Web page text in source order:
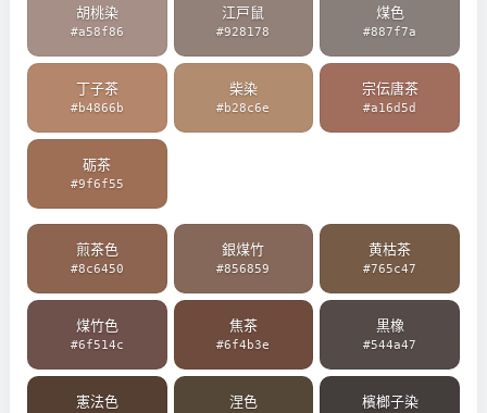
胡桃染
#a58f86
江戸鼠
#928178
煤色
#887f7a
丁子茶
#b4866b
柴染
#b28c6e
宗伝唐茶
#a16d5d
砺茶
#9f6f55
煎茶色
#8c6450
銀煤竹
#856859
黄枯茶
#765c47
煤竹色
#6f514c
焦茶
#6f4b3e
黒橡
#544a47
憲法色 涅色 檳榔子染